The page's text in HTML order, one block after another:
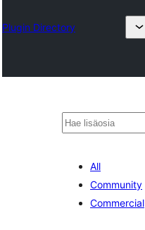
Plugin Directory
Etsi
All
Community
Commercial